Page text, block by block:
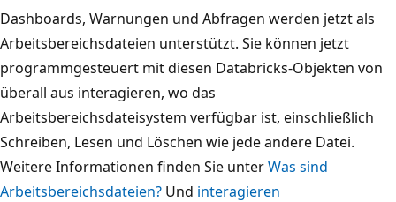
Dashboards, Warnungen und Abfragen werden jetzt als
Arbeitsbereichsdateien unterstützt. Sie können jetzt
programmgesteuert mit diesen Databricks-Objekten von
überall aus interagieren, wo das
Arbeitsbereichsdateisystem verfügbar ist, einschließlich
Schreiben, Lesen und Löschen wie jede andere Datei.
Weitere Informationen finden Sie unterWas sind
Arbeitsbereichsdateien? Und interagieren